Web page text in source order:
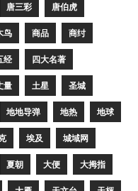
唐三彩 唐伯虎
鸟 商品 商纣
经 四大名著
量 土星 圣城
地地导弹 地热 地球
埃及 城域网
夏朝 大便 大拇指